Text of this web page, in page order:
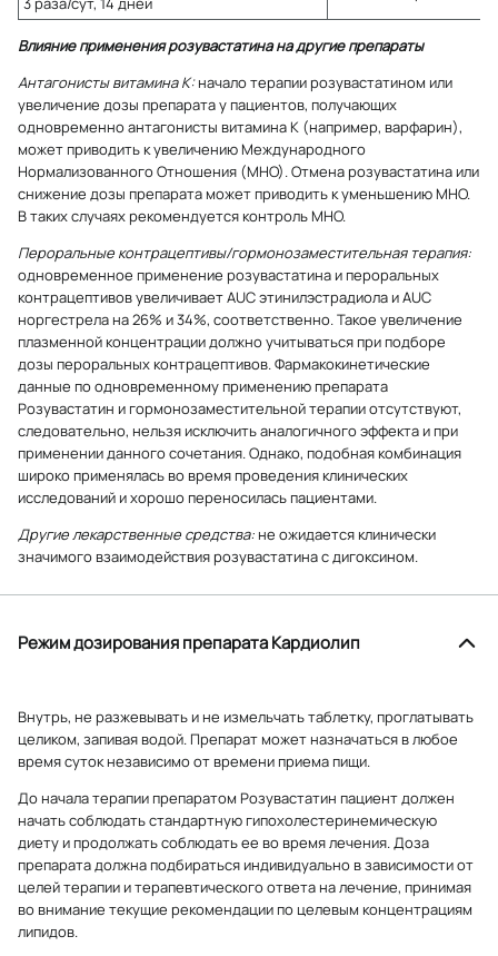
Влияние применения розувастатина на другие препараты
Антагонисты витамина К:начало терапии розувастатином или
увеличение дозы препарата у пациентов, получающих
одновременно антагонисты витамина К (например, варфарин),
может приводить к увеличению Международного
Нормализованного Отношения (МНО). Отмена розувастатина или
снижение дозы препарата может приводить к уменьшению МНО.
В таких случаях рекомендуется контроль МНО.
Пероральные контрацептивы/гормонозаместительная терапия:
одновременное применение розувастатина и пероральных
контрацептивов увеличивает AUC этинилэстрадиола и AUC
норгестрела на 26% и 34%, соответственно. Такое увеличение
плазменной концентрации должно учитываться при подборе
дозы пероральных контрацептивов. Фармакокинетические
данные по одновременному применению препарата
Розувастатин и гормонозаместительной терапии отсутствуют,
следовательно, нельзя исключить аналогичного эффекта и при
применении данного сочетания. Однако, подобная комбинация
широко применялась во время проведения клинических
исследований и хорошо переносилась пациентами.
Другие лекарственные средства: не ожидается клинически
значимого взаимодействия розувастатина с дигоксином.
Режим дозирования препарата Кардиолип
Внутрь, не разжевывать и не измельчать таблетку, проглатывать
целиком, запивая водой. Препарат может назначаться в любое
время суток независимо от времени приема пищи.
До начала терапии препаратом Розувастатин пациент должен
начать соблюдать стандартную гипохолестеринемическую
диету и продолжать соблюдать ее во время лечения. Доза
препарата должна подбираться индивидуально в зависимости от
целей терапии и терапевтического ответа на лечение, принимая
во внимание текущие рекомендации по целевым концентрациям
липидов.